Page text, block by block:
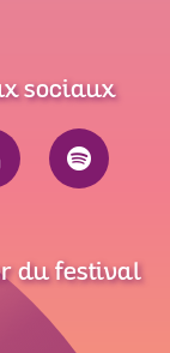
sociaux
du festival